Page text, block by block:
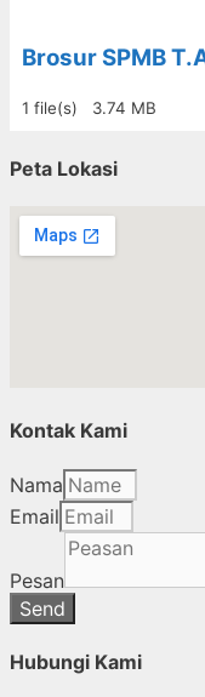
Brosur SPMB
1 file(s) 3.74 MB
Peta Lokasi
Kontak Kami
Nama
Email
Pesan
Send
Hubungi Kami